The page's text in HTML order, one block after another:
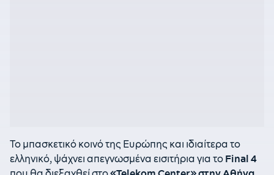
Το μπασκετικό κοινό της Ευρώπης και ιδιαίτερα το
ελληνικό, ψάχνει απεγνωσμένα εισιτήρια για το Final 4